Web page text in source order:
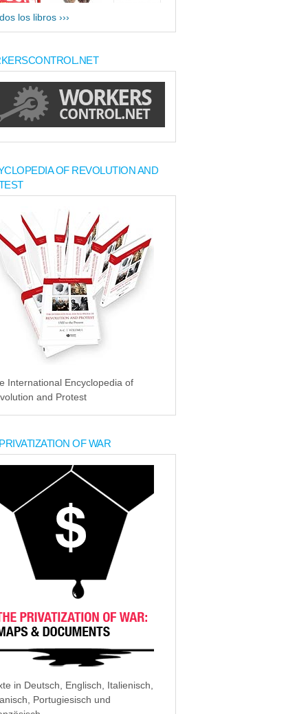
los libros ›››
OF REVOLUTION AND
International Encyclopedia of
and Protest
OF WAR
in Deutsch, Englisch, Italienisch,
Portugiesisch und